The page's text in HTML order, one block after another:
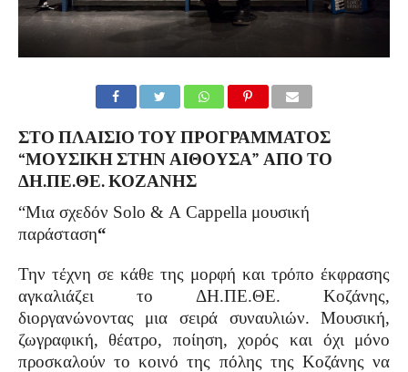
ΣΤΟ ΠΛΑΙΣΙΟ ΤΟΥ ΠΡΟΓΡΑΜΜΑΤΟΣ
“ΜΟΥΣΙΚΗ ΣΤΗΝ ΑΙΘΟΥΣΑ” ΑΠΟ ΤΟ
ΔΗ.ΠΕ.ΘΕ. ΚΟΖΑΝΗΣ
“Μια σχεδόν Solo & A Cappella μουσική
παράσταση“
Την τέχνη σε κάθε της μορφή και τρόπο έκφρασης
αγκαλιάζει το ΔΗ.ΠΕ.ΘΕ. Κοζάνης,
διοργανώνοντας μια σειρά συναυλιών. Μουσική,
ζωγραφική, θέατρο, ποίηση, χορός και όχι μόνο
προσκαλούν το κοινό της πόλης της Κοζάνης να